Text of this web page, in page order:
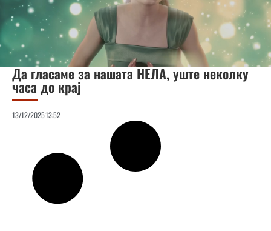
Да гласаме за нашата НЕЛА, уште неколку
часа до крај
13/12/202513:52